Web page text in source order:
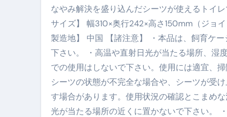
FRONTIER スーパーセール2026
なくす不安と消える恐怖をゼロ
使った分だけ支払う、いちばん
英語が「聞こえる・分かる・話
【海外ツアー完全ガイド】アジ
新春スペシャルセール完全ガイ
なやみ解決を盛り込んだシーツが使えるトイ
サイズ】 幅310×奥行242×高さ150mm（ジョ
製造地】 中国 【諸注意】 ・本品は、飼育ケ
下さい。 ・高温や直射日光が当たる場所、湿
での使用はしないで下さい。使用には適宜、
シーツの状態が不完全な場合や、シーツが受
す場合があります。使用状況の確認とこまめ
光が当たる場所の近くに置かないで下さい。